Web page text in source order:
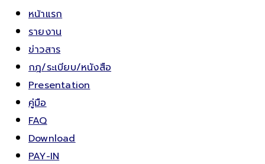
หน้าแรก
รายงาน
ข่าวสาร
กฎ/ระเบียบ/หนังสือ
Presentation
คู่มือ
FAQ
Download
PAY-IN